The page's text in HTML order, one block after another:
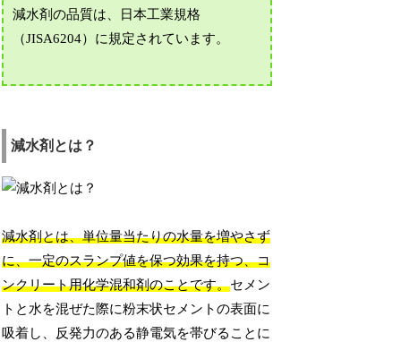
減水剤の品質は、日本工業規格
（JISA6204）に規定されています。
減水剤とは？
減水剤とは、単位量当たりの水量を増やさず
に、一定のスランプ値を保つ効果を持つ、コ
ンクリート用化学混和剤のことです。セメン
トと水を混ぜた際に粉末状セメントの表面に
吸着し、反発力のある静電気を帯びることに